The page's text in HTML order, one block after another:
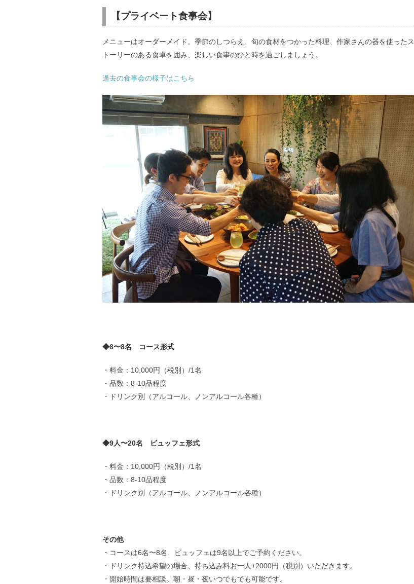
【プライベート食事会】
メニューはオーダーメイド。季節のしつらえ、旬の食材をつかった料理、作家さんの器を使ったス
トーリーのある食卓を囲み、楽しい食事のひと時を過ごしましょう。
過去の食事会の様子はこちら
◆6〜8名 コース形式
・料金：10,000円（税別）/1名
・品数：8-10品程度
・ドリンク別（アルコール、ノンアルコール各種）
◆9人〜20名 ビュッフェ形式
・料金：10,000円（税別）/1名
・品数：8-10品程度
・ドリンク別（アルコール、ノンアルコール各種）
その他
・コースは6名〜8名、ビュッフェは9名以上でご予約ください。
・ドリンク持込希望の場合、持ち込み料お一人+2000円（税別）いただきます。
・開始時間は要相談。朝・昼・夜いつでもでも可能です。